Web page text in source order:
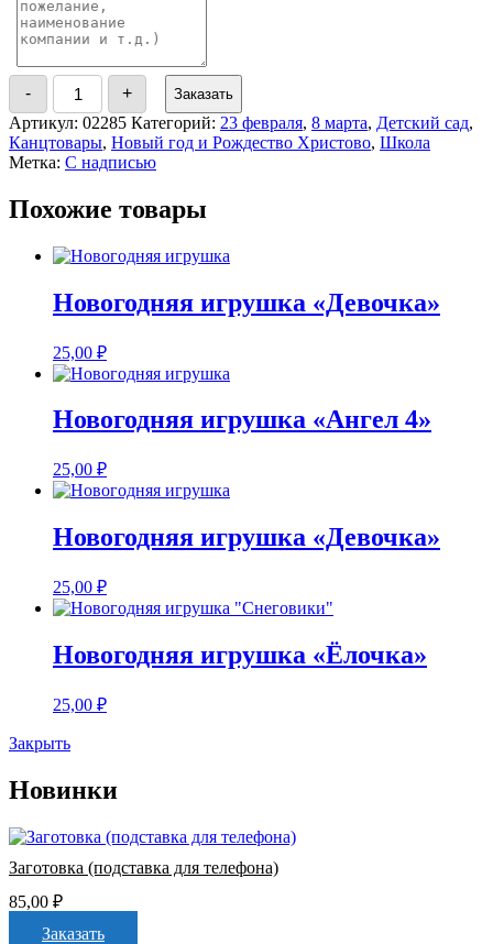
-
Количество
товара
Бамбуковая
ручка
+ Заказать
Артикул: 02285 Категорий: 23 февраля, 8 марта, Детский сад,
Канцтовары, Новый год и Рождество Христово, Школа
Метка: С надписью
Похожие товары
Новогодняя игрушка «Девочка»
25,00 ₽
Новогодняя игрушка «Ангел 4»
25,00 ₽
Новогодняя игрушка «Девочка»
25,00 ₽
Новогодняя игрушка «Ёлочка»
25,00 ₽
Закрыть
Новинки
Заготовка (подставка для телефона)
85,00 ₽
Заказать